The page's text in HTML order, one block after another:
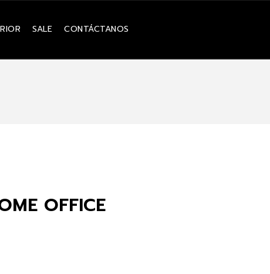
SALE CONTÁCTANOS
OFFICE